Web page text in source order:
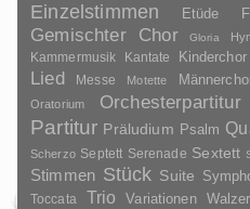
Einzelstimmen
Etüde
Gemischter Chor Gloria
Kammermusik Kantate Kinderchor
Lied Messe Motette
Oratorium Orchesterpartitur
Partitur Präludium Psalm
Scherzo Septett Serenade Sextett
Stimmen Stück Suite
Toccata Trio Variationen Walzer